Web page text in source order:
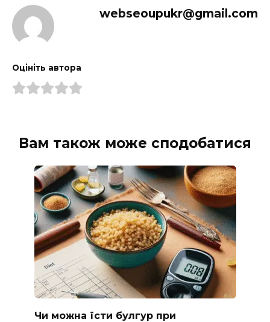
webseoupukr@gmail.com
Оцініть автора
Вам також може сподобатися
Чи можна їсти булгур при